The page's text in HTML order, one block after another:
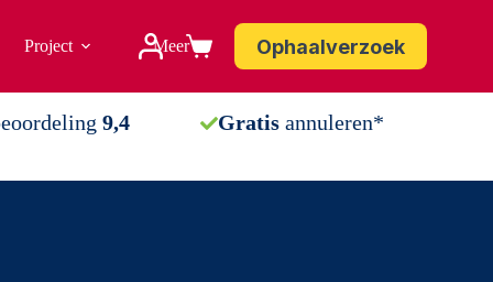
Project MeerWinkelwagenOphaalverzoek
9,4 Gratisannuleren*